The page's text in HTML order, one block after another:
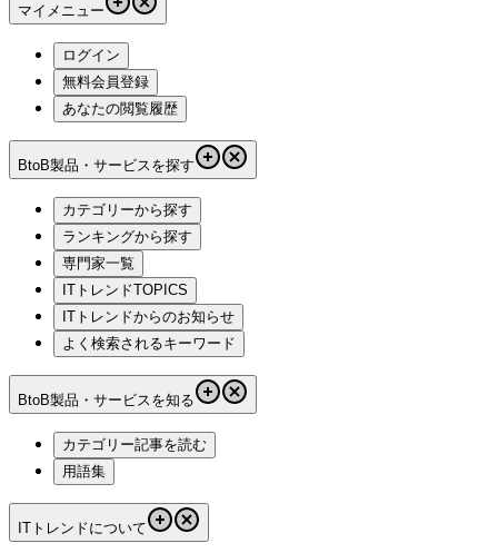
マイメニュー
ログイン
無料会員登録
あなたの閲覧履歴
BtoB製品・サービスを探す
カテゴリーから探す
ランキングから探す
専門家一覧
ITトレンドTOPICS
ITトレンドからのお知らせ
よく検索されるキーワード
BtoB製品・サービスを知る
カテゴリー記事を読む
用語集
ITトレンドについて